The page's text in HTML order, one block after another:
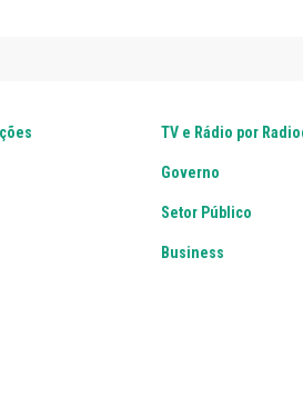
TV e Rádio por
Governo
Setor Público
Business